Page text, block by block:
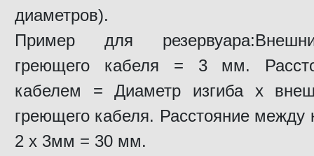
диаметров).
Пример для
греющего кабеля = 3 мм.
кабелем = Диаметр изгиба x
греющего кабеля. Расстояние между
2 x 3мм = 30 мм.